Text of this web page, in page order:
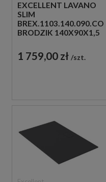
EXCELLENT LAVANO
SLIM
BREX.1103.140.090.CON
BRODZIK 140X90X1,5
1 759,00 zł szt.